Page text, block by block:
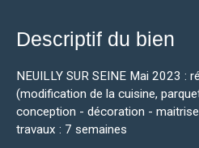
Descriptif du bien
NEUILLY SUR SEINE Mai 2023 :
(modification de la cuisine,
conception - décoration -
travaux : 7 semaines